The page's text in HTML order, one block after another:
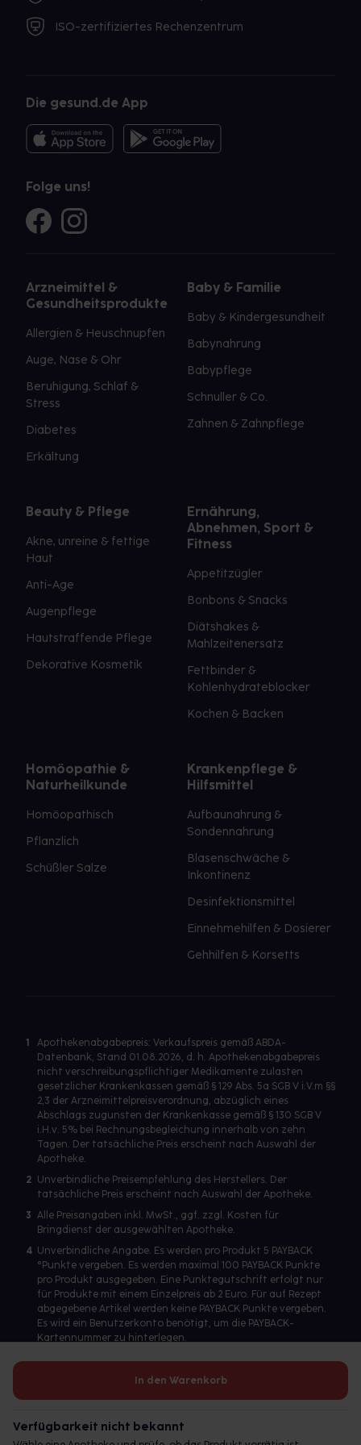
In den Warenkorb
Verfügbarkeit nicht bekannt
ISO-zertifiziertes Rechenzentrum
Die gesund.de App
Folge uns!
Arzneimittel &
Gesundheitsprodukte
Allergien & Heuschnupfen
Auge, Nase & Ohr
Beruhigung, Schlaf &
Stress
Diabetes
Erkältung
Baby & Familie
Baby & Kindergesundheit
Babynahrung
Babypflege
Schnuller & Co.
Zahnen & Zahnpflege
Beauty & Pflege
Akne, unreine & fettige
Haut
Anti-Age
Augenpflege
Hautstraffende Pflege
Dekorative Kosmetik
Ernährung,
Abnehmen, Sport &
Fitness
Appetitzügler
Bonbons & Snacks
Diätshakes &
Mahlzeitenersatz
Fettbinder &
Kohlenhydrateblocker
Kochen & Backen
Homöopathie &
Naturheilkunde
Homöopathisch
Pflanzlich
Schüßler Salze
Krankenpflege &
Hilfsmittel
Aufbaunahrung &
Sondennahrung
Blasenschwäche &
Inkontinenz
Desinfektionsmittel
Einnehmehilfen & Dosierer
Gehhilfen & Korsetts
1
Apothekenabgabepreis: Verkaufspreis gemäß ABDA-
Datenbank, Stand 01.08.2026, d. h. Apothekenabgabepreis
nicht verschreibungspflichtiger Medikamente zulasten
gesetzlicher Krankenkassen gemäß § 129 Abs. 5a SGB V i.V.m §§
2,3 der Arzneimittelpreisverordnung, abzüglich eines
Abschlags zugunsten der Krankenkasse gemäß § 130 SGB V
i.H.v. 5% bei Rechnungsbegleichung innerhalb von zehn
Tagen. Der tatsächliche Preis erscheint nach Auswahl der
Apotheke.
2 Unverbindliche Preisempfehlung des Herstellers. Der
tatsächliche Preis erscheint nach Auswahl der Apotheke.
3 Alle Preisangaben inkl. MwSt., ggf. zzgl. Kosten für
Bringdienst der ausgewählten Apotheke.
4 Unverbindliche Angabe. Es werden pro Produkt 5 PAYBACK
°Punkte vergeben. Es werden maximal 100 PAYBACK Punkte
pro Produkt ausgegeben. Eine Punktegutschrift erfolgt nur
für Produkte mit einem Einzelpreis ab 2 Euro. Für auf Rezept
abgegebene Artikel werden keine PAYBACK Punkte vergeben.
Es wird ein Benutzerkonto benötigt, um die PAYBACK-
Kartennummer zu hinterlegen.
Betreiber des Portals und verantwortlich: gesund.de GmbH &
© 2026 gesund.de GmbH & Co. KG